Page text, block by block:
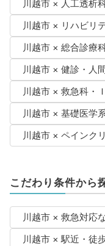
川越市 × 人工透析
川越市 × リハビリ
川越市 × 総合診療
川越市 × 健診・人
川越市 × 救急科・
川越市 × 基礎医学
川越市 × ペインク
こだわり条件から
川越市 × 救急対応
川越市 × 駅近・徒